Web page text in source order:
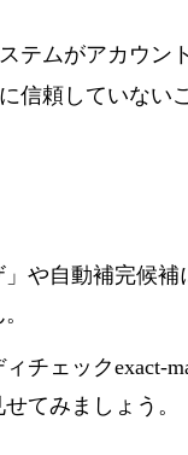
テムがアカウン
信頼していない
」や自動補完候補
チェックexact-
てみましょう。